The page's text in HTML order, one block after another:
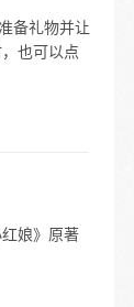
备礼物并让
也可以点
娘》原著